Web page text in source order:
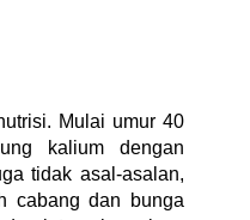
Mulai umur 40
kalium dengan
tidak asal-asalan,
cabang dan bunga